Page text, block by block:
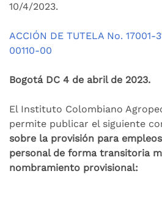
10/4/2023.
ACCIÓN DE TUTELA No. 17001-
00110-00
Bogotá DC 4 de abril de 2023.
El Instituto Colombiano
permite publicar el siguiente
sobre la provisión para
personal de forma transitoria
nombramiento provisional: